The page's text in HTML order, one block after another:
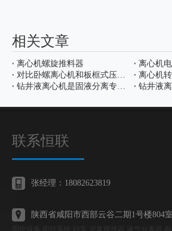
相关文章
离心机螺旋推料器
离心机
对比卧螺离心机和板框式压滤机特征
钻井液离心机是固液分离专用设备
联系恒联
张经理：18082623819
陕西省咸阳市西部云谷二期1号楼804室